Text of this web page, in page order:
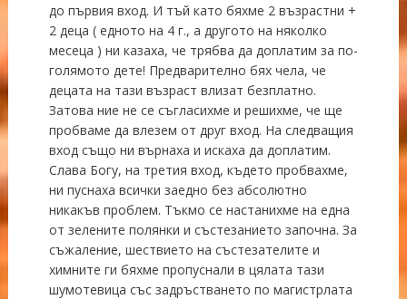
до първия вход. И тъй като бяхме 2 възрастни +
2 деца ( едното на 4 г., а другото на няколко
месеца ) ни казаха, че трябва да доплатим за по-
голямото дете! Предварително бях чела, че
децата на тази възраст влизат безплатно.
Затова ние не се съгласихме и решихме, че ще
пробваме да влезем от друг вход. На следващия
вход също ни върнаха и искаха да доплатим.
Слава Богу, на третия вход, където пробвахме,
ни пуснаха всички заедно без абсолютно
никакъв проблем. Тъкмо се настанихме на една
от зелените полянки и състезанието започна. За
съжаление, шествието на състезателите и
химните ги бяхме пропуснали в цялата тази
шумотевица със задръстването по магистрлата